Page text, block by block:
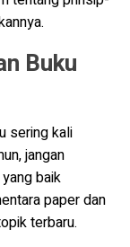
Buku
sering kali
jangan
baik
paper dan
terbaru.